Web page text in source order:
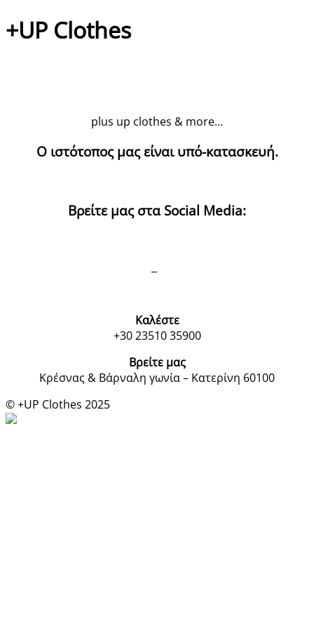
+UP Clothes
plus up clothes & more…
Ο ιστότοπος μας είναι υπό-κατασκευή.
Βρείτε μας στα Social Media:
Καλέστε
+30 23510 35900
Βρείτε μας
Κρέσνας & Βάρναλη γωνία – Κατερίνη 60100
© +UP Clothes 2025